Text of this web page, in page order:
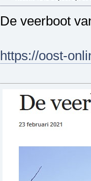
De veerboot
https://oost-